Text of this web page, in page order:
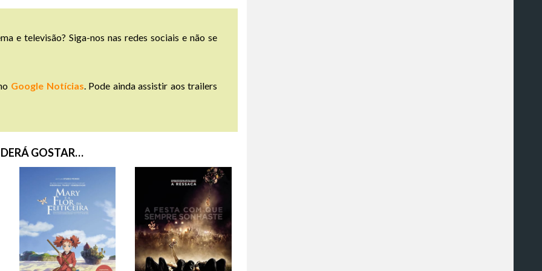
e televisão? Siga-nos nas redes sociais e não se
Google Notícias. Pode ainda assistir aos trailers
GOSTAR…